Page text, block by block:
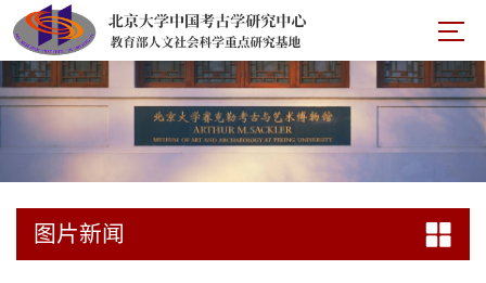
图片新闻